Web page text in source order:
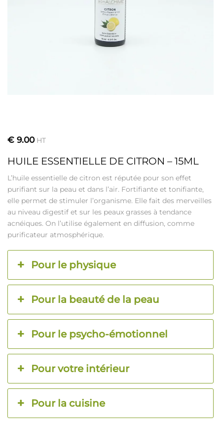
€ 9.00 HT
HUILE ESSENTIELLE DE CITRON – 15ML
L’huile essentielle de citron est réputée pour son effet
purifiant sur la peau et dans l’air. Fortifiante et tonifiante,
elle permet de stimuler l’organisme. Elle fait des merveilles
au niveau digestif et sur les peaux grasses à tendance
acnéiques. On l’utilise également en diffusion, comme
purificateur atmosphérique.
Pour le physique
Pour la beauté de la peau
Pour le psycho-émotionnel
Pour votre intérieur
Pour la cuisine